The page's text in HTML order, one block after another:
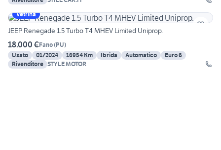
Vetrina
JEEP Renegade 1.5 Turbo T4 MHEV Limited Uniprop.
18.000 €Fano(PU)
Usato
01/2024 16954 Km Ibrida Automatico
Euro 6
Rivenditore STYLE MOTOR